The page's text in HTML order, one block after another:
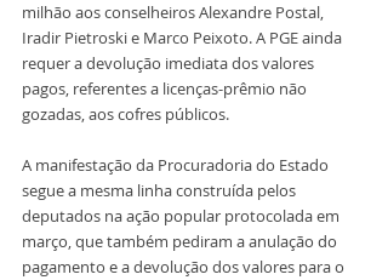
milhão aos conselheiros Alexandre Postal,
Iradir Pietroski e Marco Peixoto. A PGE ainda
requer a devolução imediata dos valores
pagos, referentes a licenças-prêmio não
gozadas, aos cofres públicos.
A manifestação da Procuradoria do Estado
segue a mesma linha construída pelos
deputados na ação popular protocolada em
março, que também pediram a anulação do
pagamento e a devolução dos valores para o